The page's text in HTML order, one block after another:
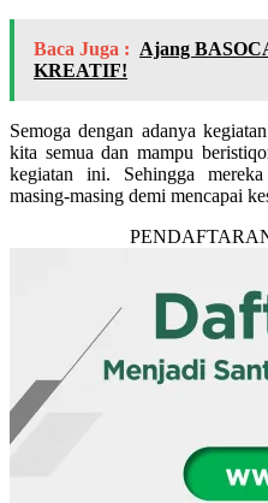
Baca Juga : Ajang
KREATIF!
Semoga dengan adanya
kita semua dan mampu
kegiatan ini. Sehingga
masing-masing demi mencapai